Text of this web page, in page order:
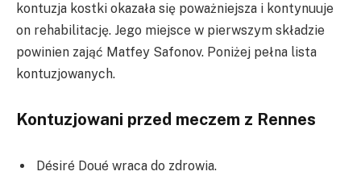
kontuzja kostki okazała się poważniejsza i kontynuuje
on rehabilitację. Jego miejsce w pierwszym składzie
powinien zająć Matfey Safonov. Poniżej pełna lista
kontuzjowanych.
Kontuzjowani przed meczem z Rennes
Désiré Doué wraca do zdrowia.